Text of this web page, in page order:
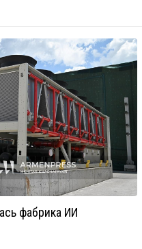
фабрика ИИ